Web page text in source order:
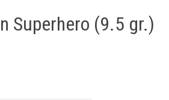
Superhero (9.5 gr.)